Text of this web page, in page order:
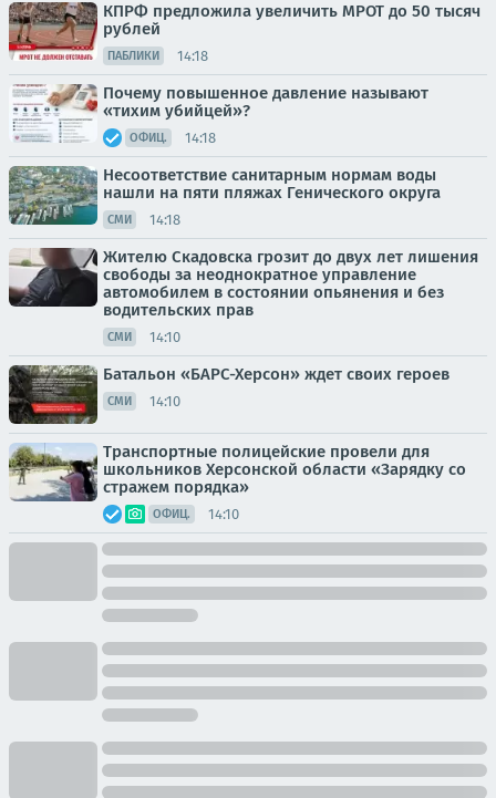
КПРФ предложила увеличить МРОТ до 50 тысяч
рублей
ПАБЛИКИ 14:18
Почему повышенное давление называют
«тихим убийцей»?
ОФИЦ. 14:18
Несоответствие санитарным нормам воды
нашли на пяти пляжах Генического округа
СМИ 14:18
Жителю Скадовска грозит до двух лет лишения
свободы за неоднократное управление
автомобилем в состоянии опьянения и без
водительских прав
СМИ 14:10
Батальон «БАРС-Херсон» ждет своих героев
СМИ 14:10
Транспортные полицейские провели для
школьников Херсонской области «Зарядку со
стражем порядка»
ОФИЦ. 14:10